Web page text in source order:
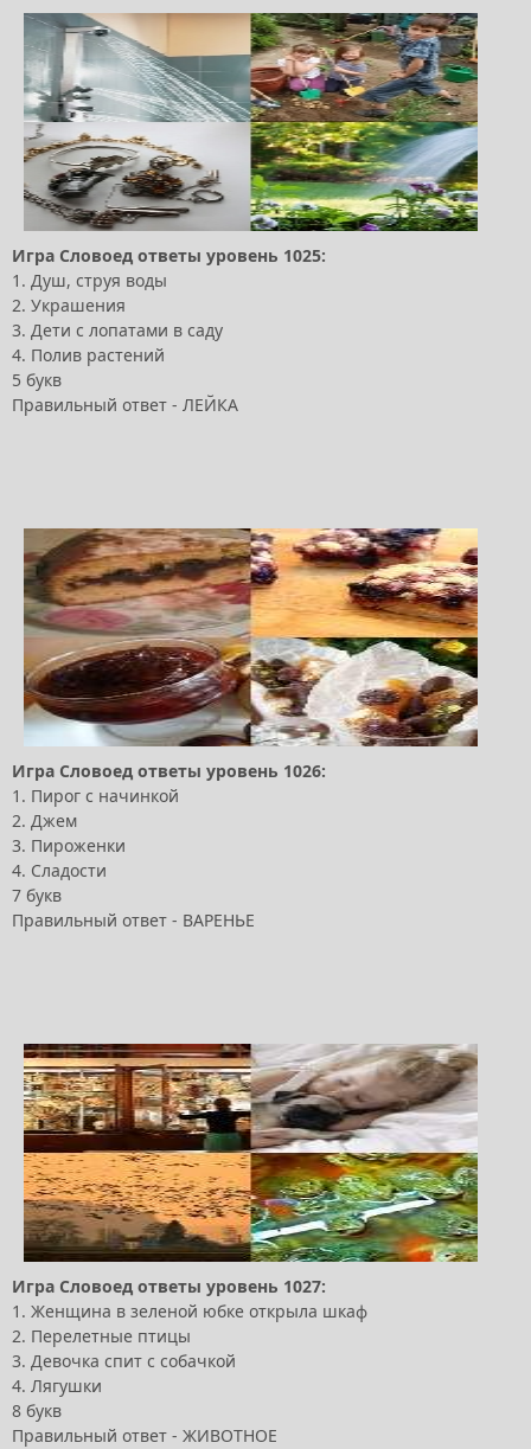
Игра Словоед ответы уровень 1025:
1. Душ, струя воды
2. Украшения
3. Дети с лопатами в саду
4. Полив растений
5 букв
Правильный ответ - ЛЕЙКА
Игра Словоед ответы уровень 1026:
1. Пирог с начинкой
2. Джем
3. Пироженки
4. Сладости
7 букв
Правильный ответ - ВАРЕНЬЕ
Игра Словоед ответы уровень 1027:
1. Женщина в зеленой юбке открыла шкаф
2. Перелетные птицы
3. Девочка спит с собачкой
4. Лягушки
8 букв
Правильный ответ - ЖИВОТНОЕ